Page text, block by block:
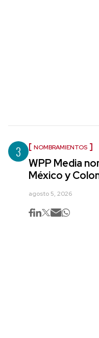
3 NOMBRAMIENTOS
WPP Media
México y
agosto 5, 2026